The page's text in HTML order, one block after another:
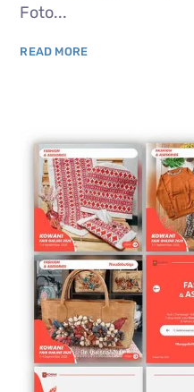
Foto...
READ MORE